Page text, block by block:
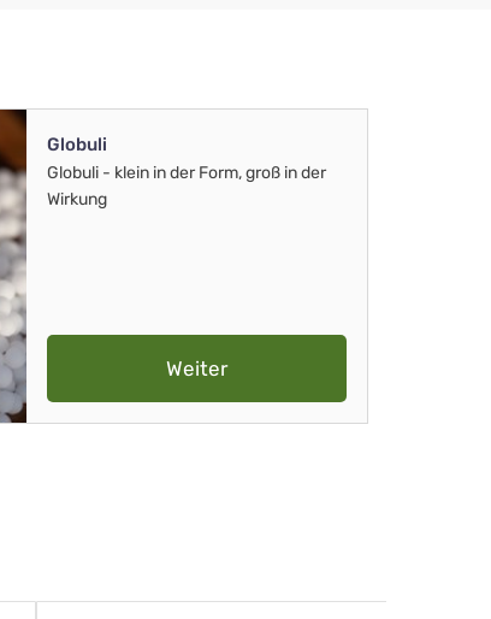
Globuli
Globuli - klein in der Form, groß in der
Wirkung
Weiter